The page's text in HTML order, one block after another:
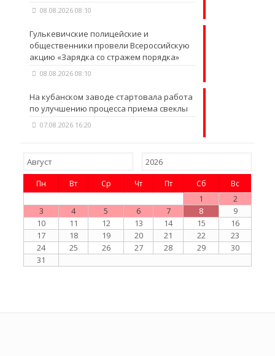
08.08.2026 08:10
Гулькевичские полицейские и
общественники провели Всероссийскую
акцию «Зарядка со стражем порядка»
08.08.2026 08:10
На кубанском заводе стартовала работа
по улучшению процесса приема свеклы
07.08.2026 16:20
Пн Вт Ср Чт Пт Сб Вс
1
2
3
4 5 6 7 8
9
10
11 12 13 14 15
16
17
18 19 20 21 22
23
24
25 26 27 28 29
30
31